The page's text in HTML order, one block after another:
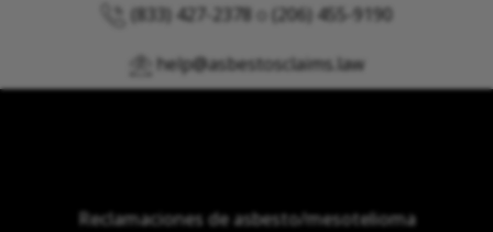
(833) 427-2378 (206) 455-9190
help@asbestosclaims.law
Reclamaciones de asbesto/mesotelioma